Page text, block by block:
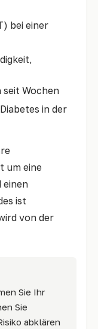
bei einer
Wochen
in der
um eine
einen
ist
von der
Sie Ihr
Sie
abklären